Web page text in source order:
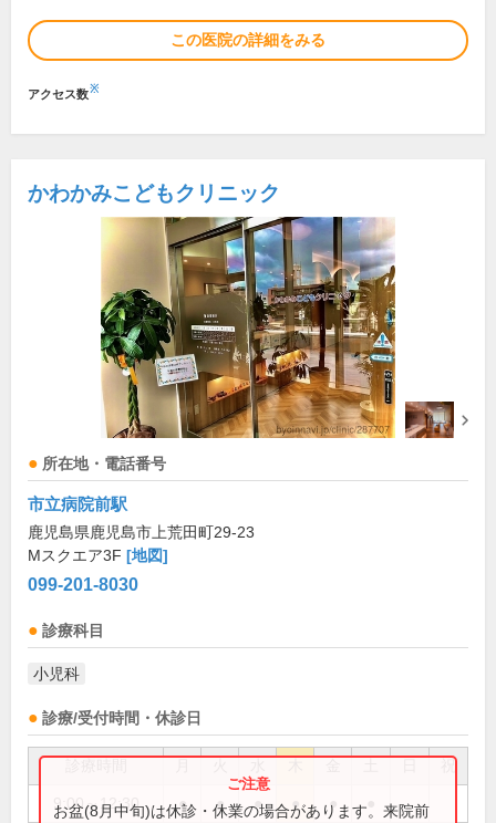
この医院の詳細をみる
アクセス数※
かわかみこどもクリニック
所在地・電話番号
市立病院前駅
鹿児島県鹿児島市上荒田町29-23
Mスクエア3F [地図]
099-201-8030
診療科目
小児科
診療/受付時間・休診日
祝
9:00～12:30 ● ● ● ● ●
お盆(8月中旬)は休診・休業の場合があります。来院前